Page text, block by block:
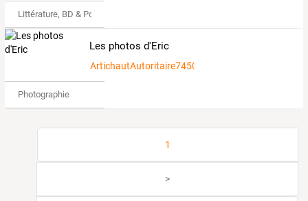
Littérature, BD & Poésie
Les photos d'Eric
ArtichautAutoritaire7450829
Photographie
1
>